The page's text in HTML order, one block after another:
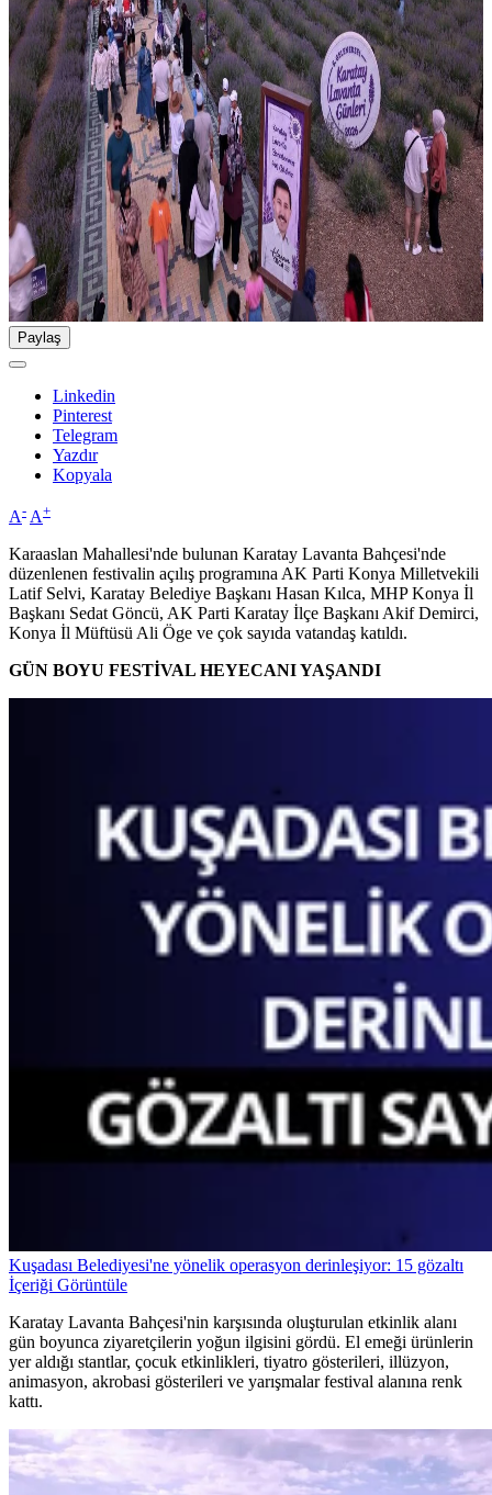
Paylaş
Linkedin
Pinterest
Telegram
Yazdır
Kopyala
A- A+
Karaaslan Mahallesi'nde bulunan Karatay Lavanta Bahçesi'nde
düzenlenen festivalin açılış programına AK Parti Konya Milletvekili
Latif Selvi, Karatay Belediye Başkanı Hasan Kılca, MHP Konya İl
Başkanı Sedat Göncü, AK Parti Karatay İlçe Başkanı Akif Demirci,
Konya İl Müftüsü Ali Öge ve çok sayıda vatandaş katıldı.
GÜN BOYU FESTİVAL HEYECANI YAŞANDI
Kuşadası Belediyesi'ne yönelik operasyon derinleşiyor: 15 gözaltı
İçeriği Görüntüle
Karatay Lavanta Bahçesi'nin karşısında oluşturulan etkinlik alanı
gün boyunca ziyaretçilerin yoğun ilgisini gördü. El emeği ürünlerin
yer aldığı stantlar, çocuk etkinlikleri, tiyatro gösterileri, illüzyon,
animasyon, akrobasi gösterileri ve yarışmalar festival alanına renk
kattı.